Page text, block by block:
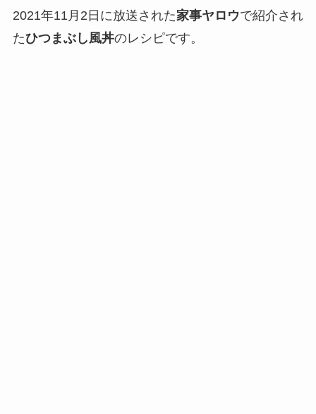
2021年11月2日に放送された家事ヤロウで紹介され
たひつまぶし風丼のレシピです。